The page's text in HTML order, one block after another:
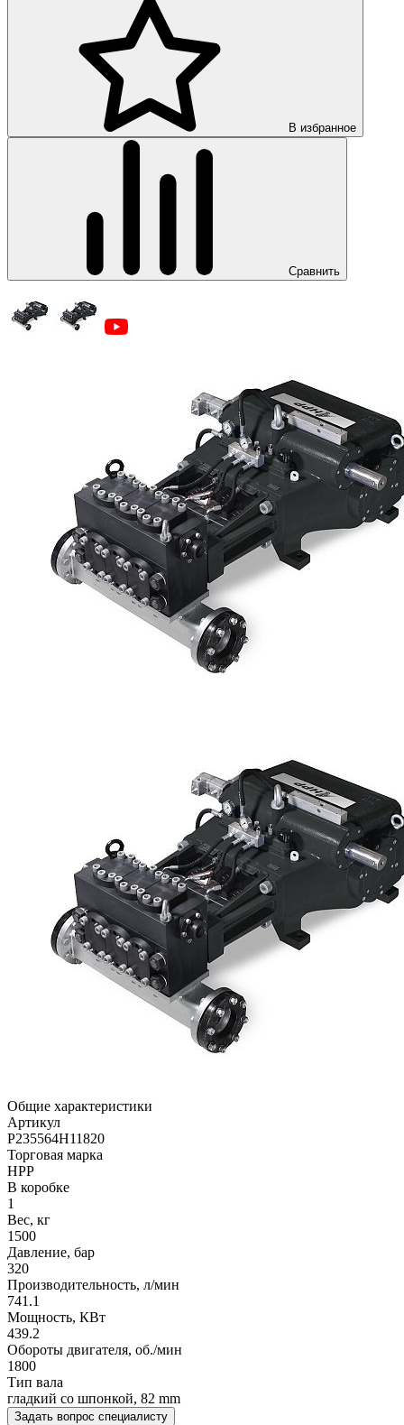
В избранное
Сравнить
Общие характеристики
Артикул
P235564H11820
Торговая марка
HPP
В коробке
1
Вес, кг
1500
Давление, бар
320
Производительность, л/мин
741.1
Мощность, КВт
439.2
Обороты двигателя, об./мин
1800
Тип вала
гладкий со шпонкой, 82 mm
Задать вопрос специалисту